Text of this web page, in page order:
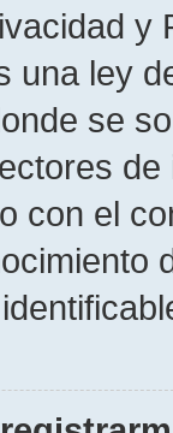
una ley
se
con el